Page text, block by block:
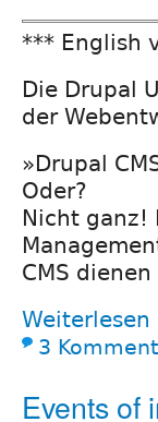
*** English
Die Drupal
der
»Drupal
Oder?
Nicht ganz!
CMS
Weiterlesen
3
Events of